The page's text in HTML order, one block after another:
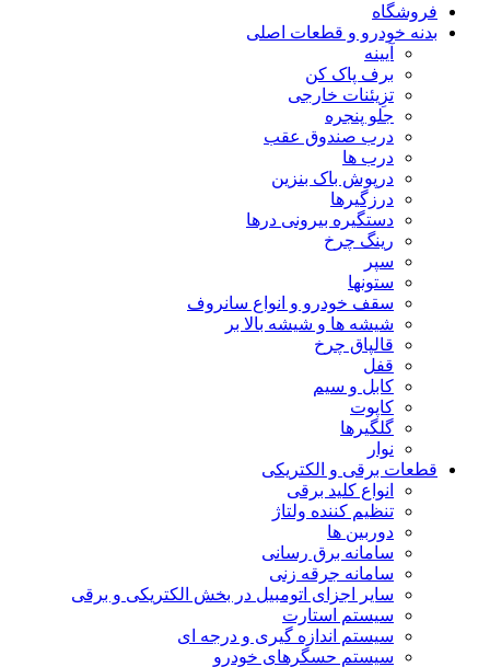
فروشگاه
بدنه خودرو و قطعات اصلی
آیینه
برف پاک کن
تزِیئنات خارجی
جلو پنجره
درب صندوق عقب
درب ها
درپوش باک بنزین
درزگیرها
دستگیره بیرونی درها
رینگ چرخ
سپر
ستونها
سقف خودرو و انواع سانروف
شیشه ها و شیشه بالا بر
قالپاق چرخ
قفل
کابل و سیم
کاپوت
گلگیرها
نوار
قطعات برقی و الکتریکی
انواع کلید برقی
تنظیم کننده ولتاژ
دوربین ها
سامانه برق رسانی
سامانه جرقه زنی
سایر اجزای اتومبیل در بخش الکتریکی و برقی
سیستم استارت
سیستم اندازه گیری و درجه ای
سیستم حسگرهای خودرو